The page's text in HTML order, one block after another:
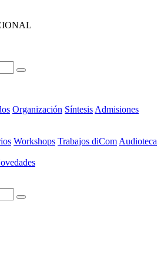
Organización Síntesis Admisiones
Workshops Trabajos diCom Audioteca